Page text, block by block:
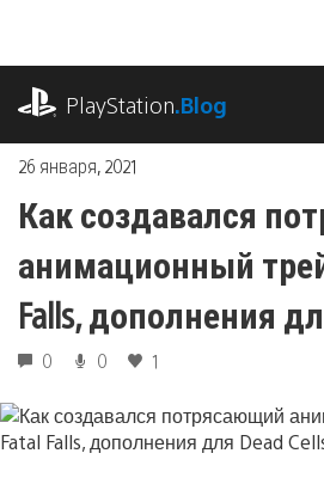
содержимому
PlayStation.Blog
26 января, 2021
Как создавался
анимационный
Falls, дополнения
0 0 1